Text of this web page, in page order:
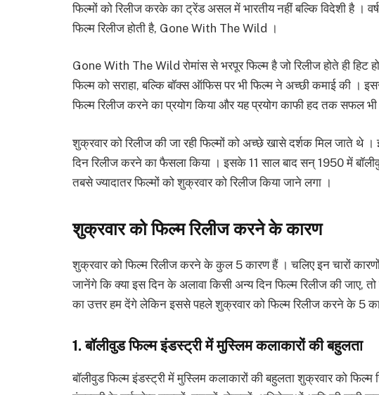
फिल्मों को रिलीज करके का ट्रेंड असल में भारतीय नहीं बल्कि विदेशी है ।
फिल्म रिलीज होती है, Gone With The Wild ।
Gone With The Wild रोमांस से भरपूर फिल्म है जो रिलीज होते ही हिट
फिल्म को सराहा, बल्कि बॉक्स ऑफिस पर भी फिल्म ने अच्छी कमाई की ।
फिल्म रिलीज करने का प्रयोग किया और यह प्रयोग काफी हद तक सफल भी
शुक्रवार को रिलीज की जा रही फिल्मों को अच्छे खासे दर्शक मिल जाते थे ।
दिन रिलीज करने का फैसला किया । इसके 11 साल बाद सन् 1950 में
तबसे ज्यादातर फिल्मों को शुक्रवार को रिलीज किया जाने लगा ।
शुक्रवार को फिल्म रिलीज करने के कारण
शुक्रवार को फिल्म रिलीज करने के कुल 5 कारण हैं । चलिए इन चारों
जानेंगे कि क्या इस दिन के अलावा किसी अन्य दिन फिल्म रिलीज की जाए, तो
का उत्तर हम देंगे लेकिन इससे पहले शुक्रवार को फिल्म रिलीज करने के 5
1. बॉलीवुड फिल्म इंडस्ट्री में मुस्लिम कलाकारों की बहुलता
बॉलीवुड फिल्म इंडस्ट्री में मुस्लिम कलाकारों की बहुलता शुक्रवार को